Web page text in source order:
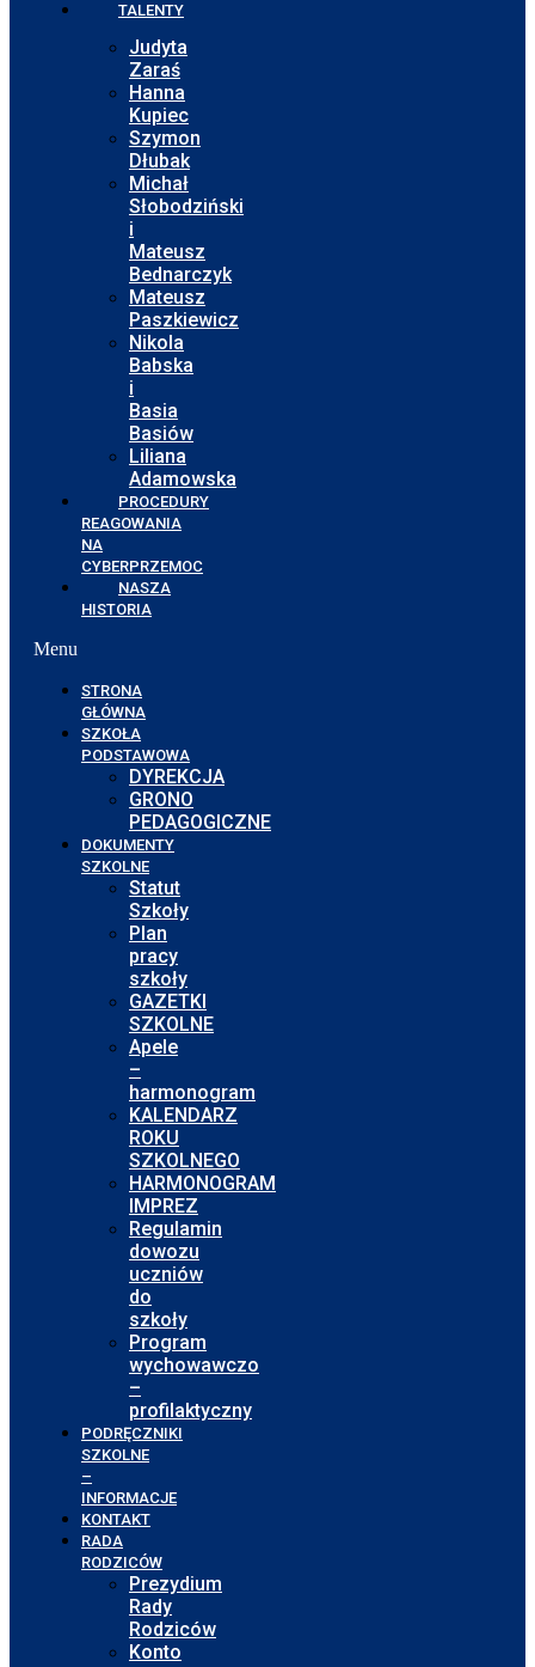
TALENTY
Judyta
Zaraś
Hanna
Kupiec
Szymon
Dłubak
Michał
Słobodziński
i
Mateusz
Bednarczyk
Mateusz
Paszkiewicz
Nikola
Babska
i
Basia
Basiów
Liliana
Adamowska
PROCEDURY
REAGOWANIA
NA
CYBERPRZEMOC
NASZA
HISTORIA
Menu
STRONA
GŁÓWNA
SZKOŁA
PODSTAWOWA
DYREKCJA
GRONO
PEDAGOGICZNE
DOKUMENTY
SZKOLNE
Statut
Szkoły
Plan
pracy
szkoły
GAZETKI
SZKOLNE
Apele
–
harmonogram
KALENDARZ
ROKU
SZKOLNEGO
HARMONOGRAM
IMPREZ
Regulamin
dowozu
uczniów
do
szkoły
Program
wychowawczo
–
profilaktyczny
PODRĘCZNIKI
SZKOLNE
–
INFORMACJE
KONTAKT
RADA
RODZICÓW
Prezydium
Rady
Rodziców
Konto